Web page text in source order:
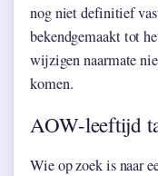
nog niet definitief
bekendgemaakt tot
wijzigen naarmate
komen.
AOW-leeftijd
Wie op zoek is naar